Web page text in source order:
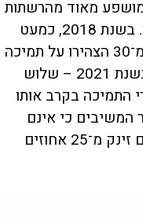
מאוד מהרשתות
החברתיות ומהתעמולה המופצת בהן. בשנת 2018, כמעט
70 אחוז מהאוונגליסטים בני פחות מ־30 הצהירו על תמיכה
בישראל במאבק נגד הפלסטינים; בשנת 2021 – שלוש
התמיכה בקרב אותו
שיעור המשיבים כי אינם
תומכים לא בישראל ולא בפלסטינים זינק מ־25 אחוזים